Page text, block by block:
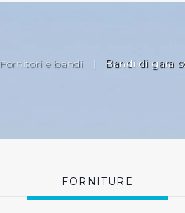
Fornitori e bandi | Bandi di gara
FORNITURE